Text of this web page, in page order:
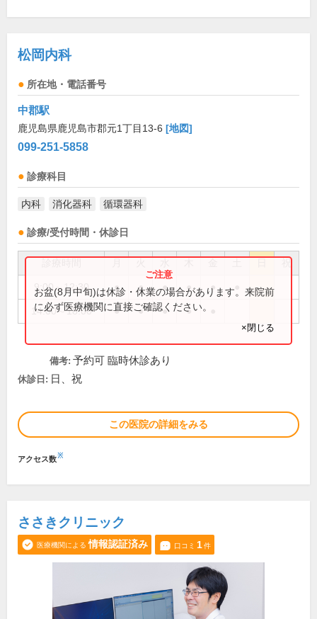
松岡内科
所在地・電話番号
中郡駅
鹿児島県鹿児島市郡元1丁目13-6 [地図]
099-251-5858
診療科目
内科 消化器科 循環器科
診療/受付時間・休診日
祝
9:00～12:30 ● ● ● ● ●
14:00～18:00 ● ● ● ●
お盆(8月中旬)は休診・休業の場合があります。来院前
に必ず医療機関に直接ご確認ください。
×閉じる
備考: 予約可 臨時休診あり
休診日: 日、祝
この医院の詳細をみる
アクセス数※
ささきクリニック
医療機関による 情報認証済み 口コミ 1件